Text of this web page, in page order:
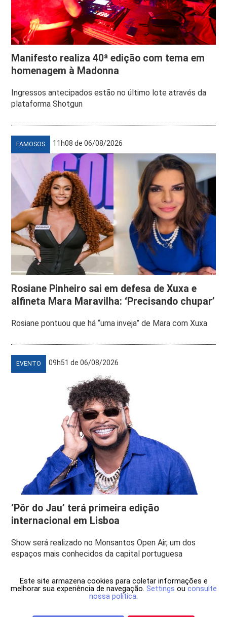
Manifesto realiza 40ª edição com tema em
homenagem à Madonna
Ingressos antecipados estão no último lote através da
plataforma Shotgun
FAMOSOS 11h08 de 06/08/2026
Rosiane Pinheiro sai em defesa de Xuxa e
alfineta Mara Maravilha: ‘Precisando chupar’
Rosiane pontuou que há “uma inveja” de Mara com Xuxa
EVENTO 09h51 de 06/08/2026
‘Pôr do Jau’ terá primeira edição
internacional em Lisboa
Show será realizado no Monsantos Open Air, um dos
espaços mais conhecidos da capital portuguesa
Este site armazena cookies para coletar informações e
melhorar sua experiência de navegação. Settings ou consulte
nossa política.